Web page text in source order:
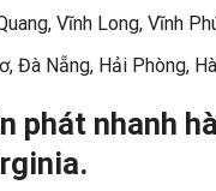
Vĩnh Long, Vĩnh
Đà Nẵng, Hải Phòng,
phát nhanh